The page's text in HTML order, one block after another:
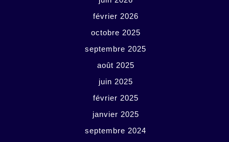
février 2026
octobre 2025
septembre 2025
août 2025
juin 2025
février 2025
janvier 2025
septembre 2024